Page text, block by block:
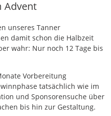
Advent
unseres Tanner
damit schon die Halbzeit
wahr: Nur noch 12 Tage bis
Vorbereitung
tatsächlich wie im
und Sponsorensuche über
bis hin zur Gestaltung.